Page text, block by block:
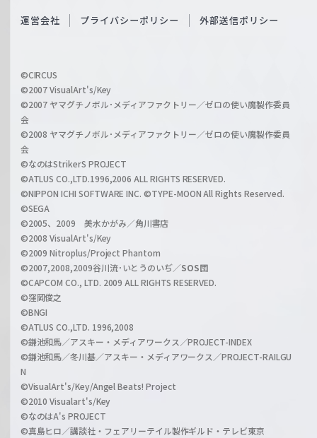
c
a
r
z
O
i
l
h
a
n
l
運営会社 プライバシーポリシー 外部送信ポリシー
©CIRCUS
©2007 VisualArt's/Key
©2007 ヤマグチノボル･メディアファクトリー／ゼロの使い魔製作委員
会
©2008 ヤマグチノボル･メディアファクトリー／ゼロの使い魔製作委員
会
©なのはStrikerS PROJECT
©ATLUS CO.,LTD.1996,2006 ALL RIGHTS RESERVED.
©NIPPON ICHI SOFTWARE INC. ©TYPE-MOON All Rights Reserved.
©SEGA
©2005、2009 美水かがみ／角川書店
©2008 VisualArt's/Key
©2009 Nitroplus/Project Phantom
©2007,2008,2009谷川流･いとうのいぢ／SOS団
©CAPCOM CO., LTD. 2009 ALL RIGHTS RESERVED.
©窪岡俊之
©BNGI
©ATLUS CO.,LTD. 1996,2008
©鎌池和馬／アスキー・メディアワークス／PROJECT-INDEX
©鎌池和馬／冬川基／アスキー・メディアワークス／PROJECT-RAILGU
N
©VisualArt's/Key/Angel Beats! Project
©2010 Visualart's/Key
©なのはA's PROJECT
©真島ヒロ／講談社・フェアリーテイル製作ギルド・テレビ東京